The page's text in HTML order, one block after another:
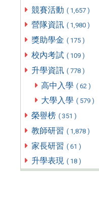
競賽活動 ( 1,657 )
營隊資訊 ( 1,980 )
獎助學金 ( 175 )
校內考試 ( 109 )
升學資訊 ( 778 )
高中入學 ( 62 )
大學入學 ( 579 )
榮譽榜 ( 351 )
教師研習 ( 1,878 )
家長研習 ( 61 )
升學表現 ( 18 )